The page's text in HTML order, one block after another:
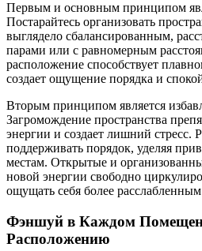
Первым и основным принципом
Постарайтесь организовать
выглядело сбалансированным,
парами или с равномерным
расположение способствует
создает ощущение порядка и
Вторым принципом является
Загромождение пространства
энергии и создает лишний стресс.
поддерживать порядок, уделяя
местам. Открытые и
новой энергии свободно
ощущать себя более
Фэншуй в Каждом
Расположению